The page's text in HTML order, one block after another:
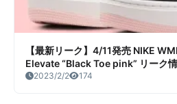
【最新リーク】4/11発売 NIKE
Elevate “Black Toe pink” リー
2023/2/2 174